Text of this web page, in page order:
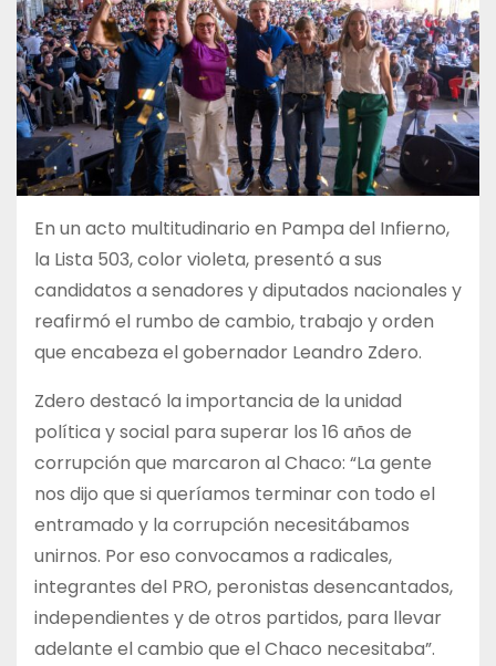
En un acto multitudinario en Pampa del Infierno,
la Lista 503, color violeta, presentó a sus
candidatos a senadores y diputados nacionales y
reafirmó el rumbo de cambio, trabajo y orden
que encabeza el gobernador Leandro Zdero.
Zdero destacó la importancia de la unidad
política y social para superar los 16 años de
corrupción que marcaron al Chaco: “La gente
nos dijo que si queríamos terminar con todo el
entramado y la corrupción necesitábamos
unirnos. Por eso convocamos a radicales,
integrantes del PRO, peronistas desencantados,
independientes y de otros partidos, para llevar
adelante el cambio que el Chaco necesitaba”.